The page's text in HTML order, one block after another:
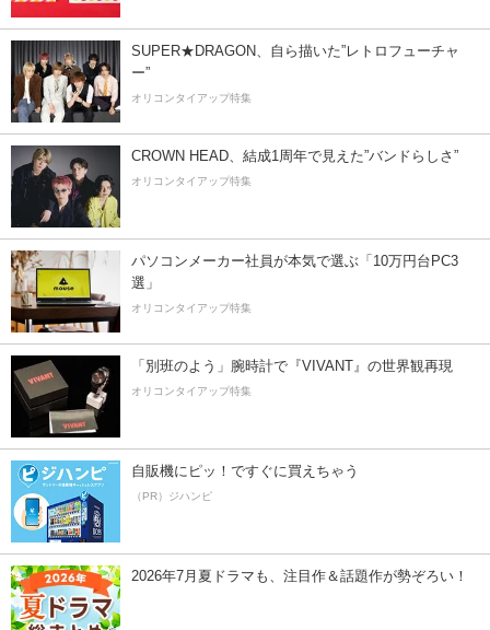
SUPER★DRAGON、自ら描いた”レトロフューチャ
ー”
オリコンタイアップ特集
CROWN HEAD、結成1周年で見えた”バンドらしさ”
オリコンタイアップ特集
パソコンメーカー社員が本気で選ぶ「10万円台PC3
選」
オリコンタイアップ特集
「別班のよう」腕時計で『VIVANT』の世界観再現
オリコンタイアップ特集
自販機にピッ！ですぐに買えちゃう
（PR）ジハンピ
2026年7月夏ドラマも、注目作＆話題作が勢ぞろい！